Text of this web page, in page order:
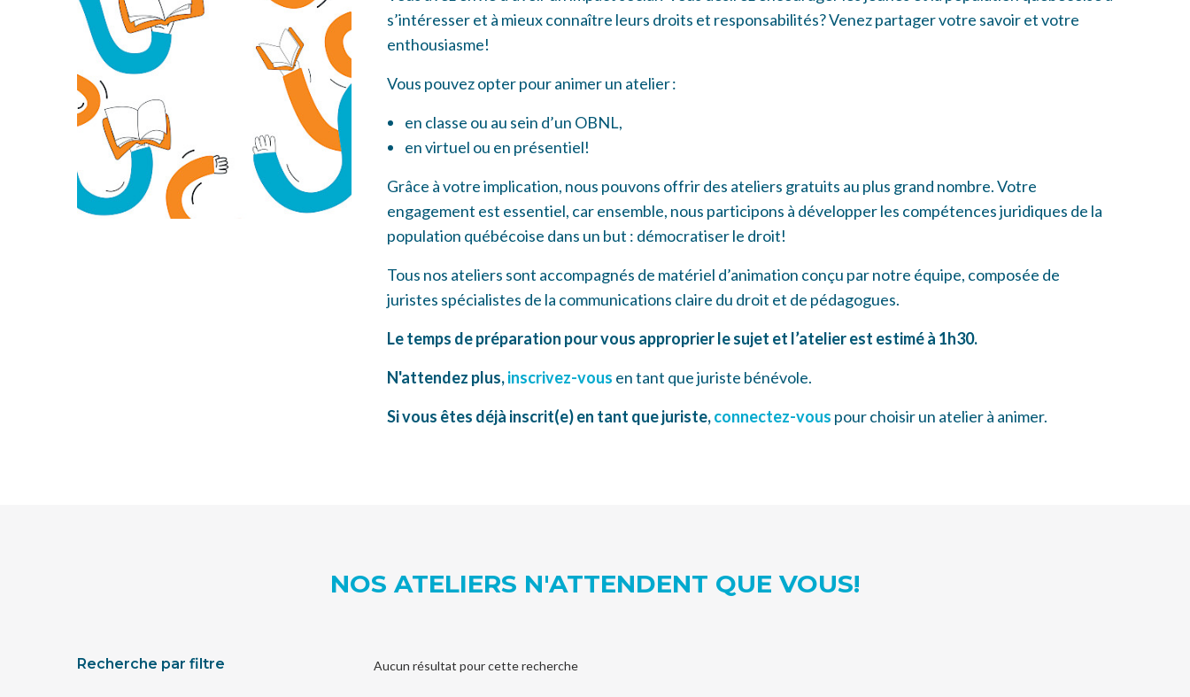
s’intéresser et à mieux connaître leurs droits et responsabilités? Venez partager votre savoir et votre
enthousiasme!
Vous pouvez opter pour animer un atelier :
en classe ou au sein d’un OBNL,
en virtuel ou en présentiel!
Grâce à votre implication, nous pouvons offrir des ateliers gratuits au plus grand nombre. Votre
engagement est essentiel, car ensemble, nous participons à développer les compétences juridiques de la
population québécoise dans un but : démocratiser le droit!
Tous nos ateliers sont accompagnés de matériel d’animation conçu par notre équipe, composée de
juristes spécialistes de la communications claire du droit et de pédagogues.
Le temps de préparation pour vous approprier le sujet et l’atelier est estimé à 1h30.
N'attendez plus,inscrivez-vous en tant que juriste bénévole.
Si vous êtes déjà inscrit(e) en tant que juriste,connectez-vous pour choisir un atelier à animer.
NOS ATELIERS N'ATTENDENT QUE VOUS!
Recherche par filtre Aucun résultat pour cette recherche